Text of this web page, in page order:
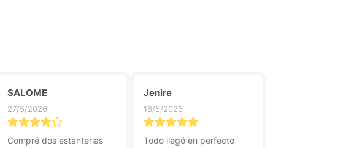
SALOME
27/5/2026
Compré dos estanterias
Jenire
18/5/2026
Todo llegó en perfecto